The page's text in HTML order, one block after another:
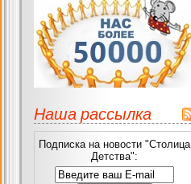
Наша рассылка
Подписка на новости "Столица
Детства":